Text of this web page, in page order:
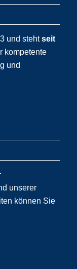
und stehtseit
kompetente
und
unserer
können Sie